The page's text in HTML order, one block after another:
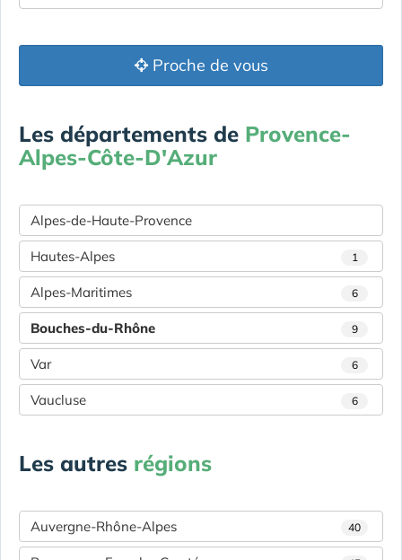
Proche de vous
Les départements de Provence-
Alpes-Côte-D'Azur
Alpes-de-Haute-Provence
Hautes-Alpes 1
Alpes-Maritimes 6
Bouches-du-Rhône 9
Var 6
Vaucluse 6
Les autres régions
Auvergne-Rhône-Alpes 40